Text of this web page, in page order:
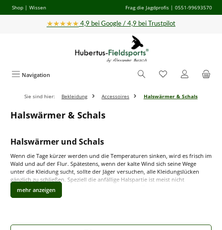
Zum Hauptinhalt springen
Shop | Wissen Frag die Jagdprofis | 0551-99693570
★★★★★ 4,9 bei Google / 4,9 bei Trustpilot
Navigation
Sie sind hier: Bekleidung Accessoires Halswärmer & Schals
Halswärmer & Schals
Halswärmer und Schals
Wenn die Tage kürzer werden und die Temperaturen sinken, wird es frisch im
Wald und auf der Flur. Spätestens, wenn der kalte Wind sich seine Wege
unter die Kleidung sucht, sollte der Jäger versuchen, alle Kleidungslücken
gänzlich zu schließen. Speziell die anfällige Halspartie ist meist nicht
zureichend geschützt. Egal, ob dank verschiedener Tarnmuster der
Tarnkleidung perfekt angepasst oder für Gesellschaftsjagden in gut